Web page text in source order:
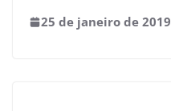
25 de janeiro de 2019